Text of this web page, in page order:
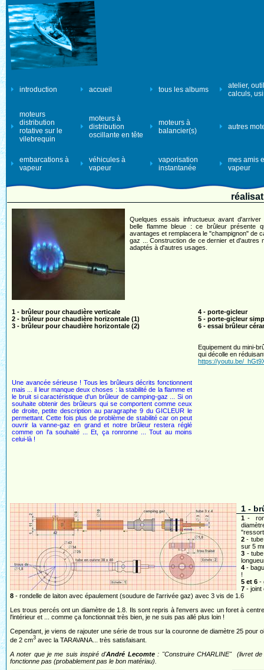
introduction accueil tous les albums
atelier,
calculs,
moteurs
distribution
rotative sur le
vilebrequin
moteurs à
distribution
oscillante en tête
moteurs à
balancier(s)
autres
embarcations à
vapeur
véhicules à
vapeur
vaporisation
instantanée
mes amis
vapeur
Quelques essais infructueux avant
belle flamme bleue : ce brûleur présente
avantages et remplacera le "champignon" de
gaz ... Construction de ce dernier et d'autres
adaptés à d'autres usages.
1 - brûleur pour chaudière verticale
2 - brûleur pour chaudière horizontale (1)
3 - brûleur pour chaudière horizontale (2)
4 - porte-gicleur
5 - porte-gicleur
6 - essai brûleur
Une avancée sérieuse ! Tous les brûleurs décrits fonctionnent
mais ... il leur manque deux choses : la stabilité de la flamme et
le bruit si caractéristique d'un brûleur de camping-gaz ... Si on
souhaite obtenir des brûleurs qui se comportent comme ceux
de droite, petite description au paragraphe 9 du GICLEUR le
permettant. Cette fois plus de problème de stabilité car on peut
ouvrir la vanne-gaz en grand et notre brûleur restera réglé
comme on l'a souhaité ... Et, ça ronronne ... Tout au moins
celui-là !
Equipement du mini-
qui décolle en
https://youtu.be/
1 -
1 -
2 -
sur 5
3 -
4 -
!
5 et 6 -
7 - joint
8 - rondelle de laiton avec épaulement (soudure de l'arrivée gaz) avec 3 vis de 1.6
Les trous percés ont un diamètre de 1.8. Ils sont repris à l'envers avec un foret à
l'intérieur et ... comme ça fonctionnait très bien, je ne suis pas allé plus loin !
Cependant, je viens de rajouter une série de trous sur la couronne de diamètre 25
de 2 cm3 avec la TARAVANA... très satisfaisant.
A noter que je me suis inspiré d'André Lecomte: "Construire CHARLINE" (livret
fonctionne pas (probablement pas le bon matériau).